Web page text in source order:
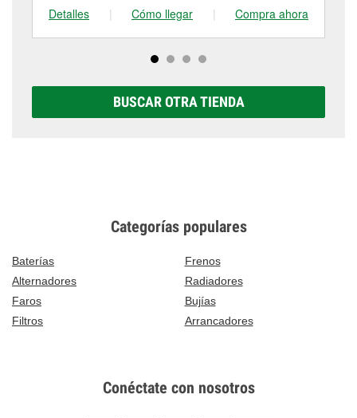
Detalles
| Cómo llegar | Compra ahora
BUSCAR OTRA TIENDA
Categorías populares
Baterías
Frenos
Alternadores
Radiadores
Faros
Bujías
Filtros
Arrancadores
Conéctate con nosotros